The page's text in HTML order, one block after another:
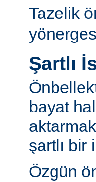
Tazelik
Şartlı
bayat
şartlı bir
Özgün